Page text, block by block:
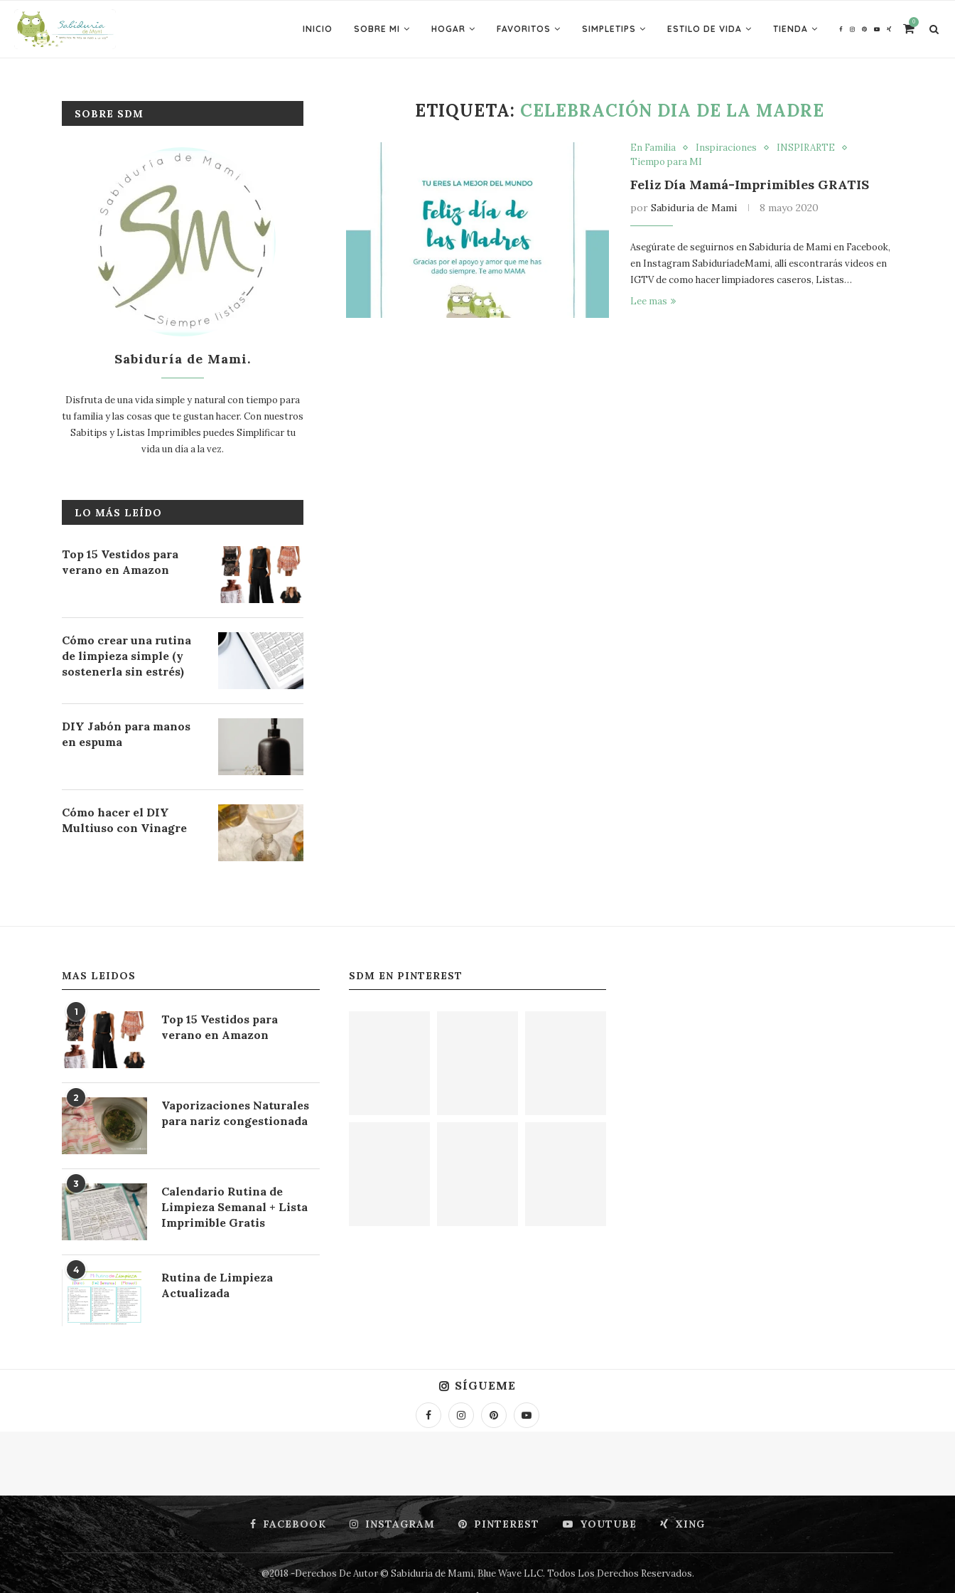
INICIO SOBRE MI HOGAR FAVORITOS SIMPLETIPS ESTILO DE VIDA TIENDA
0
ETIQUETA: CELEBRACIÓN DIA DE LA MADRE
En Familia Inspiraciones
INSPIRARTE
Tiempo para MI
Feliz Día Mamá-Imprimibles GRATIS
porSabiduria de Mami 8 mayo 2020
Asegúrate de seguirnos en Sabiduría de Mami en Facebook,
en Instagram SabiduríadeMami, allí escontrarás videos en
IGTV de como hacer limpiadores caseros, Listas…
Lee mas
SOBRE SDM
Sabiduría de Mami.
Disfruta de una vida simple y natural con tiempo para
tu familia y las cosas que te gustan hacer. Con nuestros
Sabitips y Listas Imprimibles puedes Simplificar tu
vida un día a la vez.
LO MÁS LEÍDO
Top 15 Vestidos para
verano en Amazon
Cómo crear una rutina
de limpieza simple (y
sostenerla sin estrés)
DIY Jabón para manos
en espuma
Cómo hacer el DIY
Multiuso con Vinagre
MAS LEIDOS
1
Top 15 Vestidos para
verano en Amazon
2
Vaporizaciones Naturales
para nariz congestionada
3
Calendario Rutina de
Limpieza Semanal + Lista
Imprimible Gratis
4
Rutina de Limpieza
Actualizada
SDM EN PINTEREST
SÍGUEME
FACEBOOK INSTAGRAM PINTEREST YOUTUBE XING
@2018 -Derechos De Autor © Sabiduria de Mami, Blue Wave LLC. Todos Los Derechos Reservados.